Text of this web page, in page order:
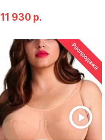
11 930 р.